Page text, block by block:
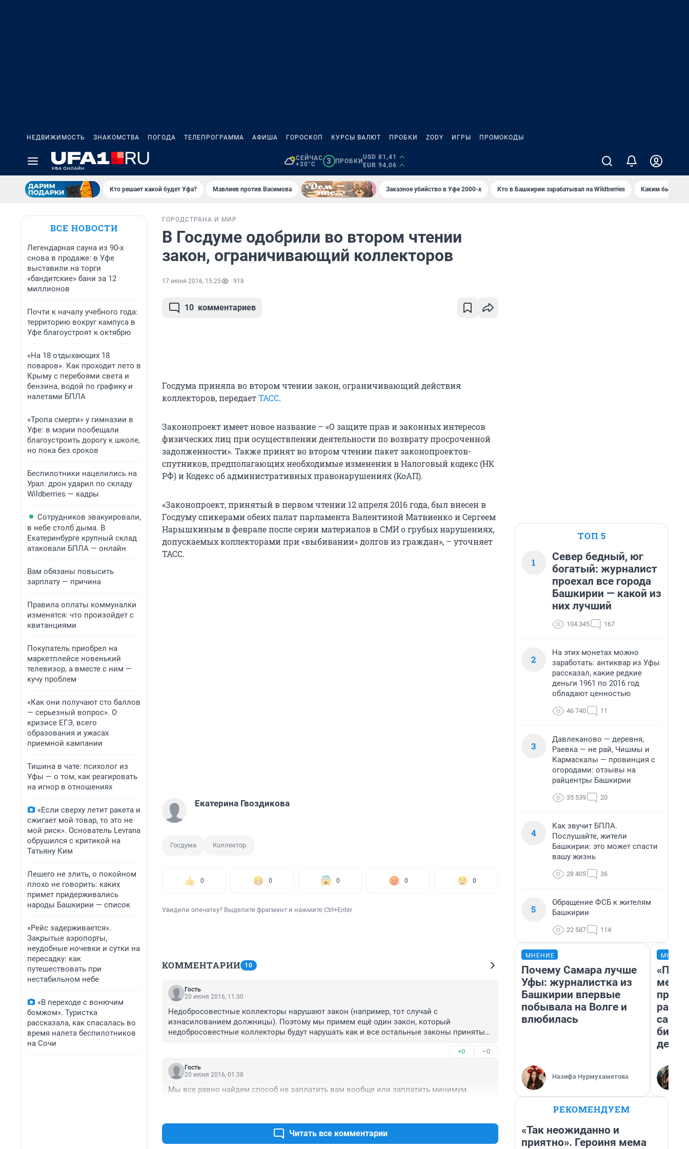
НЕДВИЖИМОСТЬ ЗНАКОМСТВА ПОГОДА ТЕЛЕПРОГРАММА АФИША ГОРОСКОП КУРСЫ ВАЛЮТ ПРОБКИ ZODY ИГРЫ ПРОМОКОДЫ
СЕЙЧАС
+20°C
3 ПРОБКИ
USD 81,41
EUR 94,06
Кто решает какой будет Уфа? Мавлиев против Васимова Заказное убийство в Уфе 2000-х Кто в Башкирии зарабатывал на Wildberries Каким было
ВСЕ НОВОСТИ
Легендарная сауна из 90-х
снова в продаже: в Уфе
выставили на торги
«бандитские» бани за 12
миллионов
Почти к началу учебного года:
территорию вокруг кампуса в
Уфе благоустроят к октябрю
«На 18 отдыхающих 18
поваров». Как проходит лето в
Крыму с перебоями света и
бензина, водой по графику и
налетами БПЛА
«Тропа смерти» у гимназии в
Уфе: в мэрии пообещали
благоустроить дорогу к школе,
но пока без сроков
Беспилотники нацелились на
Урал: дрон ударил по складу
Wildberries — кадры
Сотрудников эвакуировали,
в небе столб дыма. В
Екатеринбурге крупный склад
атаковали БПЛА — онлайн
Вам обязаны повысить
зарплату — причина
Правила оплаты коммуналки
изменятся: что произойдет с
квитанциями
Покупатель приобрел на
маркетплейсе новенький
телевизор, а вместе с ним —
кучу проблем
«Как они получают сто баллов
— серьезный вопрос». О
кризисе ЕГЭ, всего
образования и ужасах
приемной кампании
Тишина в чате: психолог из
Уфы — о том, как реагировать
на игнор в отношениях
«Если сверху летит ракета и
сжигает мой товар, то это не
мой риск». Основатель Levrana
обрушился с критикой на
Татьяну Ким
Лешего не злить, о покойном
плохо не говорить: каких
примет придерживались
народы Башкирии — список
«Рейс задерживается».
Закрытые аэропорты,
неудобные ночевки и сутки на
пересадку: как
путешествовать при
нестабильном небе
«В переходе с вонючим
бомжом». Туристка
рассказала, как спасалась во
время налета беспилотников
на Сочи
ГОРОДСТРАНА И МИР
В Госдуме одобрили во втором чтении
закон, ограничивающий коллекторов
17 июня 2016, 15:25 918
10 комментариев
Госдума приняла во втором чтении закон, ограничивающий действия
коллекторов, передаетТАСС.
Законопроект имеет новое название – «О защите прав и законных интересов
физических лиц при осуществлении деятельности по возврату просроченной
задолженности». Также принят во втором чтении пакет законопроектов-
спутников, предполагающих необходимые изменения в Налоговый кодекс (НК
РФ) и Кодекс об административных правонарушениях (КоАП).
«Законопроект, принятый в первом чтении 12 апреля 2016 года, был внесен в
Госдуму спикерами обеих палат парламента Валентиной Матвиенко и Сергеем
Нарышкиным в феврале после серии материалов в СМИ о грубых нарушениях,
допускаемых коллекторами при «выбивании» долгов из граждан», – уточняет
ТАСС.
Екатерина Гвоздикова
Госдума Коллектор
0 0 0 0 0
Увидели опечатку? Выделите фрагмент и нажмите Ctrl+Enter
КОММЕНТАРИИ 10
Гость
20 июня 2016, 11:30
Недобросовестные коллекторы нарушают закон (например, тот случай с
изнасилованием должницы). Поэтому мы примем ещё один закон, который
недобросовестные коллекторы будут нарушать как и все остальные законы принятые
И вообще, разве не государство должно регулировать отношения между гражданами и
организациями, а не коммерческие организации?
+0 –0
Гость
20 июня 2016, 01:38
Мы все равно найдем способ не заплатить вам вообще или заплатить минимум.
Читать все комментарии
ТОП 5
1
Север бедный, юг
богатый: журналист
проехал все города
Башкирии — какой из
них лучший
104 345 167
2
На этих монетах можно
заработать: антиквар из Уфы
рассказал, какие редкие
деньги 1961 по 2016 год
обладают ценностью
46 740 11
3
Давлеканово — деревня,
Раевка — не рай, Чишмы и
Кармаскалы — провинция с
огородами: отзывы на
райцентры Башкирии
35 539 20
4
Как звучит БПЛА.
Послушайте, жители
Башкирии: это может спасти
вашу жизнь
28 405 36
5
Обращение ФСБ к жителям
Башкирии
22 587 114
МНЕНИЕ
Почему Самара лучше
Уфы: журналистка из
Башкирии впервые
побывала на Волге и
влюбилась
Назифа Нурмухаметова
РЕКОМЕНДУЕМ
«Так неожиданно и
приятно». Героиня мема